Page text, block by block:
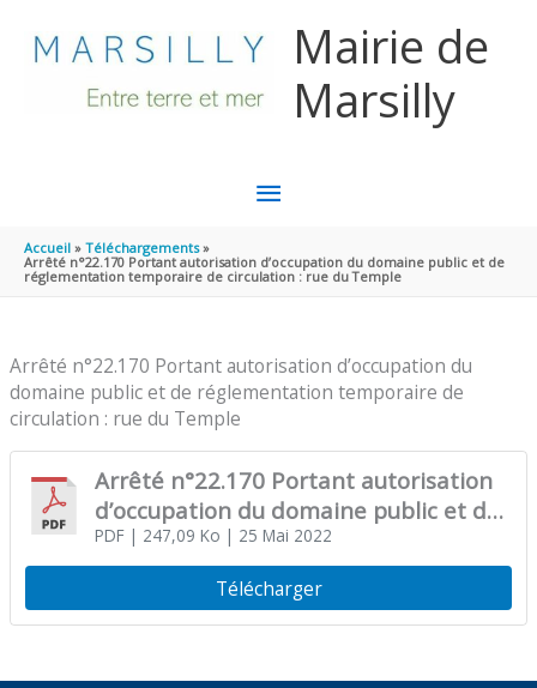
Mairie de
Marsilly
MENU
PRINCIPAL
Accueil
Téléchargements
Arrêté n°22.170 Portant autorisation d’occupation du domaine public et de
réglementation temporaire de circulation : rue du Temple
Arrêté n°22.170 Portant autorisation d’occupation du
domaine public et de réglementation temporaire de
circulation : rue du Temple
Arrêté n°22.170 Portant autorisation
d’occupation du domaine public et de
réglementation temporaire de
circulation : rue du Temple
PDF| 247,09 Ko | 25 Mai 2022
Télécharger